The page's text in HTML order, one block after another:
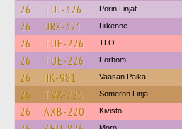
26 TUJ-326 Porin Linjat
26 URX-371 Liikenne
26 TUE-226 TLO
26 TUE-226 Förbom
26 IIK-981 Vaasan Paika
26 TVX-726 Someron Linja
26 AXB-220 Kivistö